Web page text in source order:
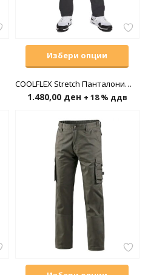
Избери опции
COOLFLEX Stretch Панталони Летни
1.480,00 ден + 18 % ддв